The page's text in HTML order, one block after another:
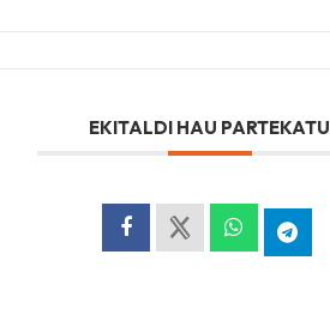
EKITALDI HAU PARTEKATU